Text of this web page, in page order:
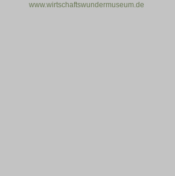
www.wirtschaftswundermuseum.de